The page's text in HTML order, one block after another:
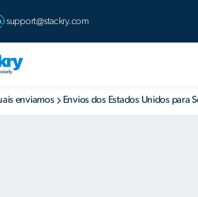
support@stackry.com
enviamos Envios dos Estados Unidos para